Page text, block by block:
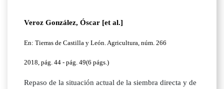
Veroz González, Óscar [et al.]
En: Tierras de Castilla y León. Agricultura, núm. 266
2018, pág. 44 - pág. 49(6 págs.)
Repaso de la situación actual de la siembra directa y de